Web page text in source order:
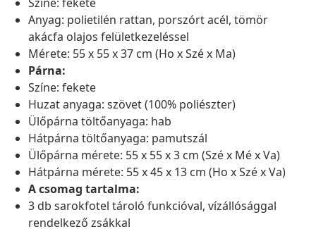
Anyag: polietilén rattan, porszórt acél, tömör
akácfa olajos felületkezeléssel
Mérete: 55 x 55 x 37 cm (Ho x Szé x Ma)
Párna:
Színe: fekete
Huzat anyaga: szövet (100% poliészter)
Ülőpárna töltőanyaga: hab
Hátpárna töltőanyaga: pamutszál
Ülőpárna mérete: 55 x 55 x 3 cm (Szé x Mé x Va)
Hátpárna mérete: 55 x 45 x 13 cm (Ho x Szé x Va)
A csomag tartalma:
3 db sarokfotel tároló funkcióval, vízállósággal
rendelkező zsákkal